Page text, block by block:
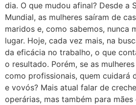
dia. O que mudou afinal? Desde a
Mundial, as mulheres saíram de
maridos e, como sabemos, nunca
lugar. Hoje, cada vez mais, na
da eficácia no trabalho, o que
o resultado. Porém, se as
como profissionais, quem cuidará
e vovós? Mais atual falar de
operárias, mas também para